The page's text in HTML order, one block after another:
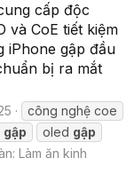
cấp độc
và CoE tiết kiệm
iPhone gập đầu
bị ra mắt
công nghệ coe
gập oled gập
Làm ăn kinh